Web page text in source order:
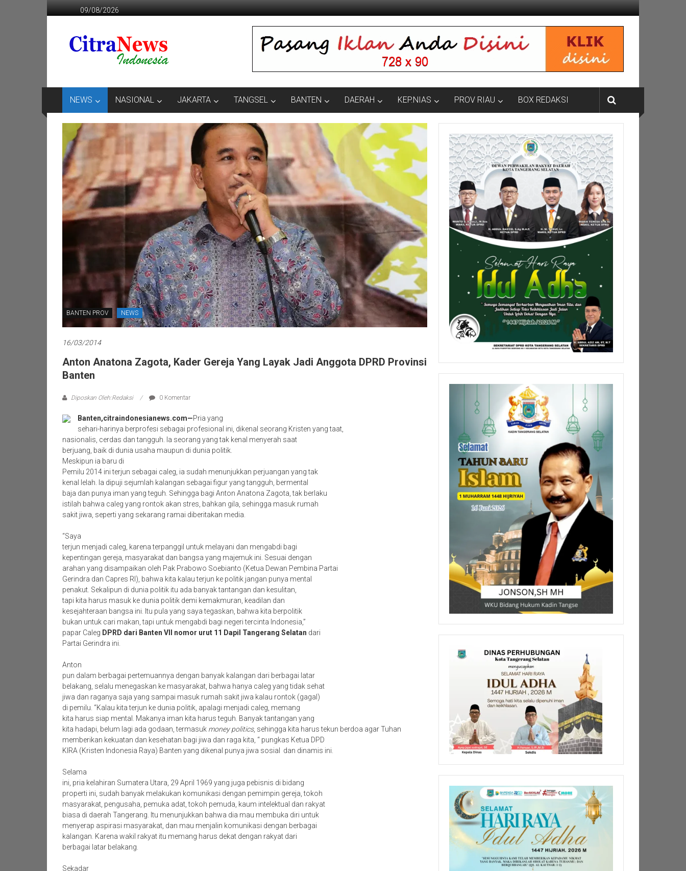
ke
09/08/2026
CITRANEWS
INDONESIA
NEWS NASIONAL JAKARTA TANGSEL BANTEN DAERAH KEP.NIAS PROV RIAU BOX REDAKSI
BANTEN PROV NEWS
16/03/2014
Anton Anatona Zagota, Kader Gereja Yang Layak Jadi Anggota DPRD Provinsi
Banten
Diposkan Oleh:Redaksi 0 Komentar
Banten,citraindonesianews.com—Pria yang
sehari-harinya berprofesi sebagai profesional ini, dikenal seorang Kristen yang taat,
nasionalis, cerdas dan tangguh. Ia seorang yang tak kenal menyerah saat
berjuang, baik di dunia usaha maupun di dunia politik.
Meskipun ia baru di
Pemilu 2014 ini terjun sebagai caleg, ia sudah menunjukkan perjuangan yang tak
kenal lelah. Ia dipuji sejumlah kalangan sebagai figur yang tangguh, bermental
baja dan punya iman yang teguh. Sehingga bagi Anton Anatona Zagota, tak berlaku
istilah bahwa caleg yang rontok akan stres, bahkan gila, sehingga masuk rumah
sakit jiwa, seperti yang sekarang ramai diberitakan media.
“Saya
terjun menjadi caleg, karena terpanggil untuk melayani dan mengabdi bagi
kepentingan gereja, masyarakat dan bangsa yang majemuk ini. Sesuai dengan
arahan yang disampaikan oleh Pak Prabowo Soebianto (Ketua Dewan Pembina Partai
Gerindra dan Capres RI), bahwa kita kalau terjun ke politik jangan punya mental
penakut. Sekalipun di dunia politik itu ada banyak tantangan dan kesulitan,
tapi kita harus masuk ke dunia politik demi kemakmuran, keadilan dan
kesejahteraan bangsa ini. Itu pula yang saya tegaskan, bahwa kita berpolitik
bukan untuk cari makan, tapi untuk mengabdi bagi negeri tercinta Indonesia,”
papar Caleg DPRD dari Banten VII nomor urut 11 Dapil Tangerang Selatan dari
Partai Gerindra ini.
Anton
pun dalam berbagai pertemuannya dengan banyak kalangan dari berbagai latar
belakang, selalu menegaskan ke masyarakat, bahwa hanya caleg yang tidak sehat
jiwa dan raganya saja yang sampai masuk rumah sakit jiwa kalau rontok (gagal)
di pemilu. “Kalau kita terjun ke dunia politik, apalagi menjadi caleg, memang
kita harus siap mental. Makanya iman kita harus teguh. Banyak tantangan yang
kita hadapi, belum lagi ada godaan, termasuk money politics, sehingga kita harus tekun berdoa agar Tuhan
memberikan kekuatan dan kesehatan bagi jiwa dan raga kita, “ pungkas Ketua DPD
KIRA (Kristen Indonesia Raya) Banten yang dikenal punya jiwa sosial dan dinamis ini.
Selama
ini, pria kelahiran Sumatera Utara, 29 April 1969 yang juga pebisnis di bidang
properti ini, sudah banyak melakukan komunikasi dengan pemimpin gereja, tokoh
masyarakat, pengusaha, pemuka adat, tokoh pemuda, kaum intelektual dan rakyat
biasa di daerah Tangerang. Itu menunjukkan bahwa dia mau membuka diri untuk
menyerap aspirasi masyarakat, dan mau menjalin komunikasi dengan berbagai
kalangan. Karena wakil rakyat itu memang harus dekat dengan rakyat dari
berbagai latar belakang.
Sekadar